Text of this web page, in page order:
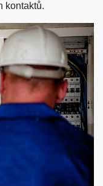
kontaktů.